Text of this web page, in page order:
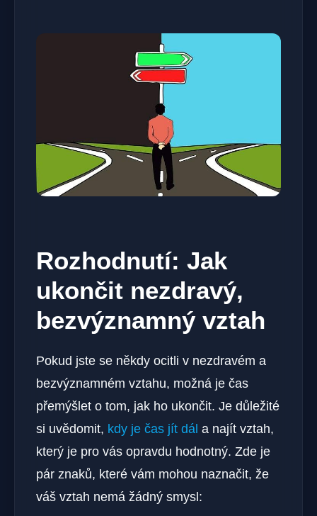
Rozhodnutí: Jak
ukončit nezdravý,
bezvýznamný vztah
Pokud jste se někdy ocitli v nezdravém a
bezvýznamném vztahu, možná je čas
přemýšlet o tom, jak ho ukončit. Je důležité
si uvědomit, kdy je čas jít dál a najít vztah,
který je pro vás opravdu hodnotný. Zde je
pár znaků, které vám mohou naznačit, že
váš vztah nemá žádný smysl: